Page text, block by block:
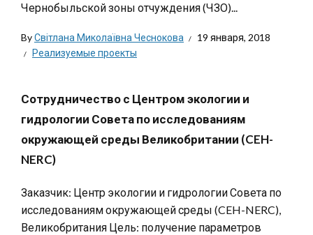
Чернобыльской зоны отчуждения (ЧЗО)...
ByСвітлана Миколаївна Чеснокова
19 января, 2018
Реализуемые проекты
Сотрудничество с Центром экологии и
гидрологии Совета по исследованиям
окружающей среды Великобритании (CEH-
NERC)
Заказчик: Центр экологии и гидрологии Совета по
исследованиям окружающей среды (CEH-NERC),
Великобритания Цель: получение параметров